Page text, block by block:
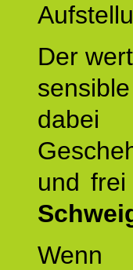
Der
dabei
und